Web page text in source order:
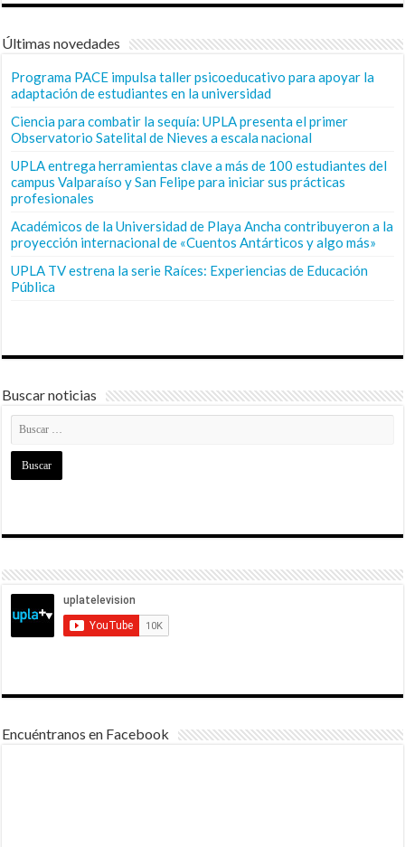
Últimas novedades
Programa PACE impulsa taller psicoeducativo para apoyar la
adaptación de estudiantes en la universidad
Ciencia para combatir la sequía: UPLA presenta el primer
Observatorio Satelital de Nieves a escala nacional
UPLA entrega herramientas clave a más de 100 estudiantes del
campus Valparaíso y San Felipe para iniciar sus prácticas
profesionales
Académicos de la Universidad de Playa Ancha contribuyeron a la
proyección internacional de «Cuentos Antárticos y algo más»
UPLA TV estrena la serie Raíces: Experiencias de Educación
Pública
Buscar noticias
Encuéntranos en Facebook